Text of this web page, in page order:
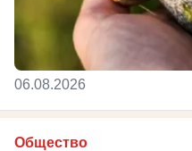
06.08.2026
Общество